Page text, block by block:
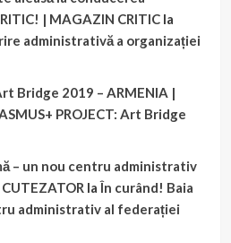
| MAGAZIN CRITICla
administrativă a organizației
Bridge 2019 – ARMENIA |
PROJECT: Art Bridge
– un nou centru administrativ
laÎn curând! Baia
administrativ al federației